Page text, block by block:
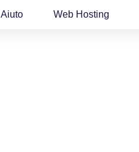
Aiuto Web Hosting